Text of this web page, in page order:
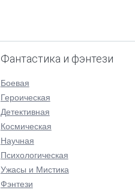
Фантастика и фэнтези
Боевая
Героическая
Детективная
Космическая
Научная
Психологическая
Ужасы и Мистика
Фэнтези